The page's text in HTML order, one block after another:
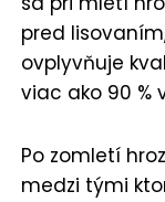
pred
ovplyvňuje
viac ako 90 %
Po zomletí
medzi tými